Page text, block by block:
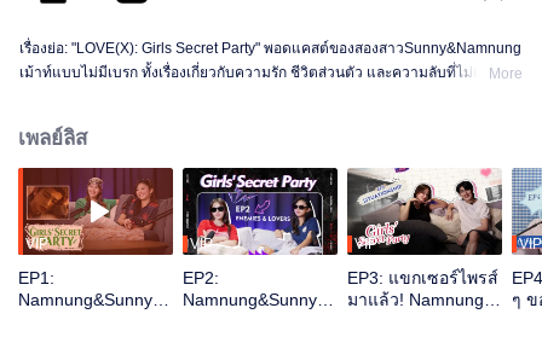
เรื่องย่อ: "LOVE(X): Girls Secret Party" พอดแคสต์ของสองสาวSunny&Namnung
เม้าท์แบบไม่มีเบรก ทั้งเรื่องเกี่ยวกับความรัก ชีวิตส่วนตัว และความลับที่ไม่เคยพูด
More
เพลย์ลิส
VIP
EP1:
Namnung&Sunny
VIP
EP2:
Namnung&Sunny
VIP
EP3: แขกเซอร์ไพรส์
มาแล้ว! Namnung &
VIP
ๆ ข